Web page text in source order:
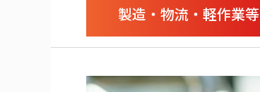
製造・物流・軽作業等